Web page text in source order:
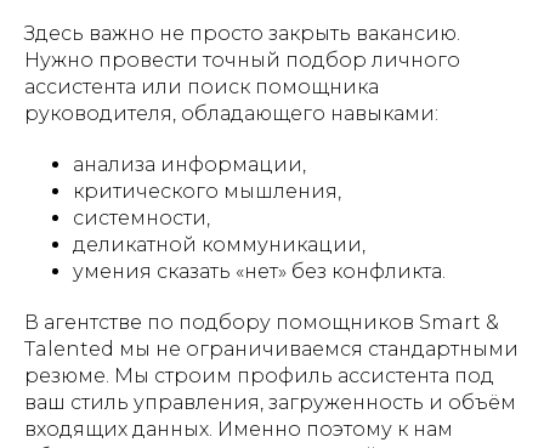
Здесь важно не просто закрыть вакансию.
Нужно провести точный подбор личного
ассистента или поиск помощника
руководителя, обладающего навыками:
анализа информации,
критического мышления,
системности,
деликатной коммуникации,
умения сказать «нет» без конфликта.
В агентстве по подбору помощников Smart &
Talented мы не ограничиваемся стандартными
резюме. Мы строим профиль ассистента под
ваш стиль управления, загруженность и объём
входящих данных. Именно поэтому к нам